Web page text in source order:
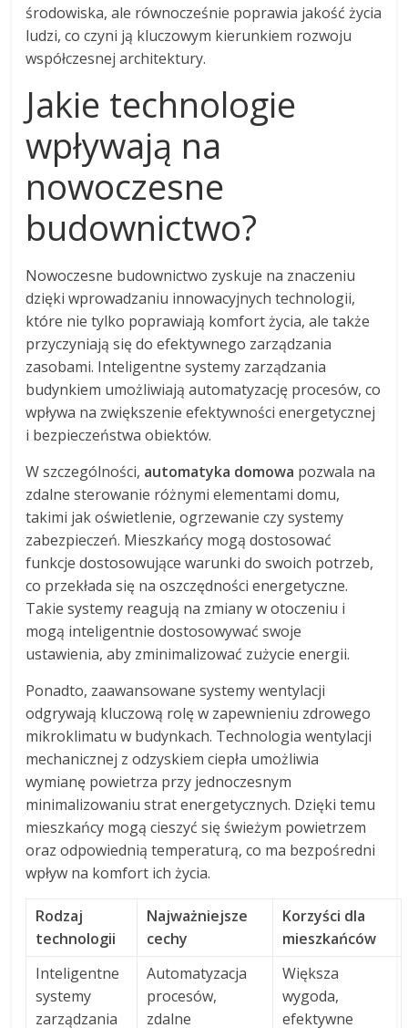
środowiska, ale równocześnie poprawia jakość życia
ludzi, co czyni ją kluczowym kierunkiem rozwoju
współczesnej architektury.
Jakie technologie
wpływają na
nowoczesne
budownictwo?
Nowoczesne budownictwo zyskuje na znaczeniu
dzięki wprowadzaniu innowacyjnych technologii,
które nie tylko poprawiają komfort życia, ale także
przyczyniają się do efektywnego zarządzania
zasobami. Inteligentne systemy zarządzania
budynkiem umożliwiają automatyzację procesów, co
wpływa na zwiększenie efektywności energetycznej
i bezpieczeństwa obiektów.
W szczególności, automatyka domowa pozwala na
zdalne sterowanie różnymi elementami domu,
takimi jak oświetlenie, ogrzewanie czy systemy
zabezpieczeń. Mieszkańcy mogą dostosować
funkcje dostosowujące warunki do swoich potrzeb,
co przekłada się na oszczędności energetyczne.
Takie systemy reagują na zmiany w otoczeniu i
mogą inteligentnie dostosowywać swoje
ustawienia, aby zminimalizować zużycie energii.
Ponadto, zaawansowane systemy wentylacji
odgrywają kluczową rolę w zapewnieniu zdrowego
mikroklimatu w budynkach. Technologia wentylacji
mechanicznej z odzyskiem ciepła umożliwia
wymianę powietrza przy jednoczesnym
minimalizowaniu strat energetycznych. Dzięki temu
mieszkańcy mogą cieszyć się świeżym powietrzem
oraz odpowiednią temperaturą, co ma bezpośredni
wpływ na komfort ich życia.
Rodzaj
technologii
Najważniejsze
cechy
Korzyści dla
mieszkańców
Inteligentne
systemy
zarządzania
Automatyzacja
procesów,
zdalne
Większa
wygoda,
efektywne